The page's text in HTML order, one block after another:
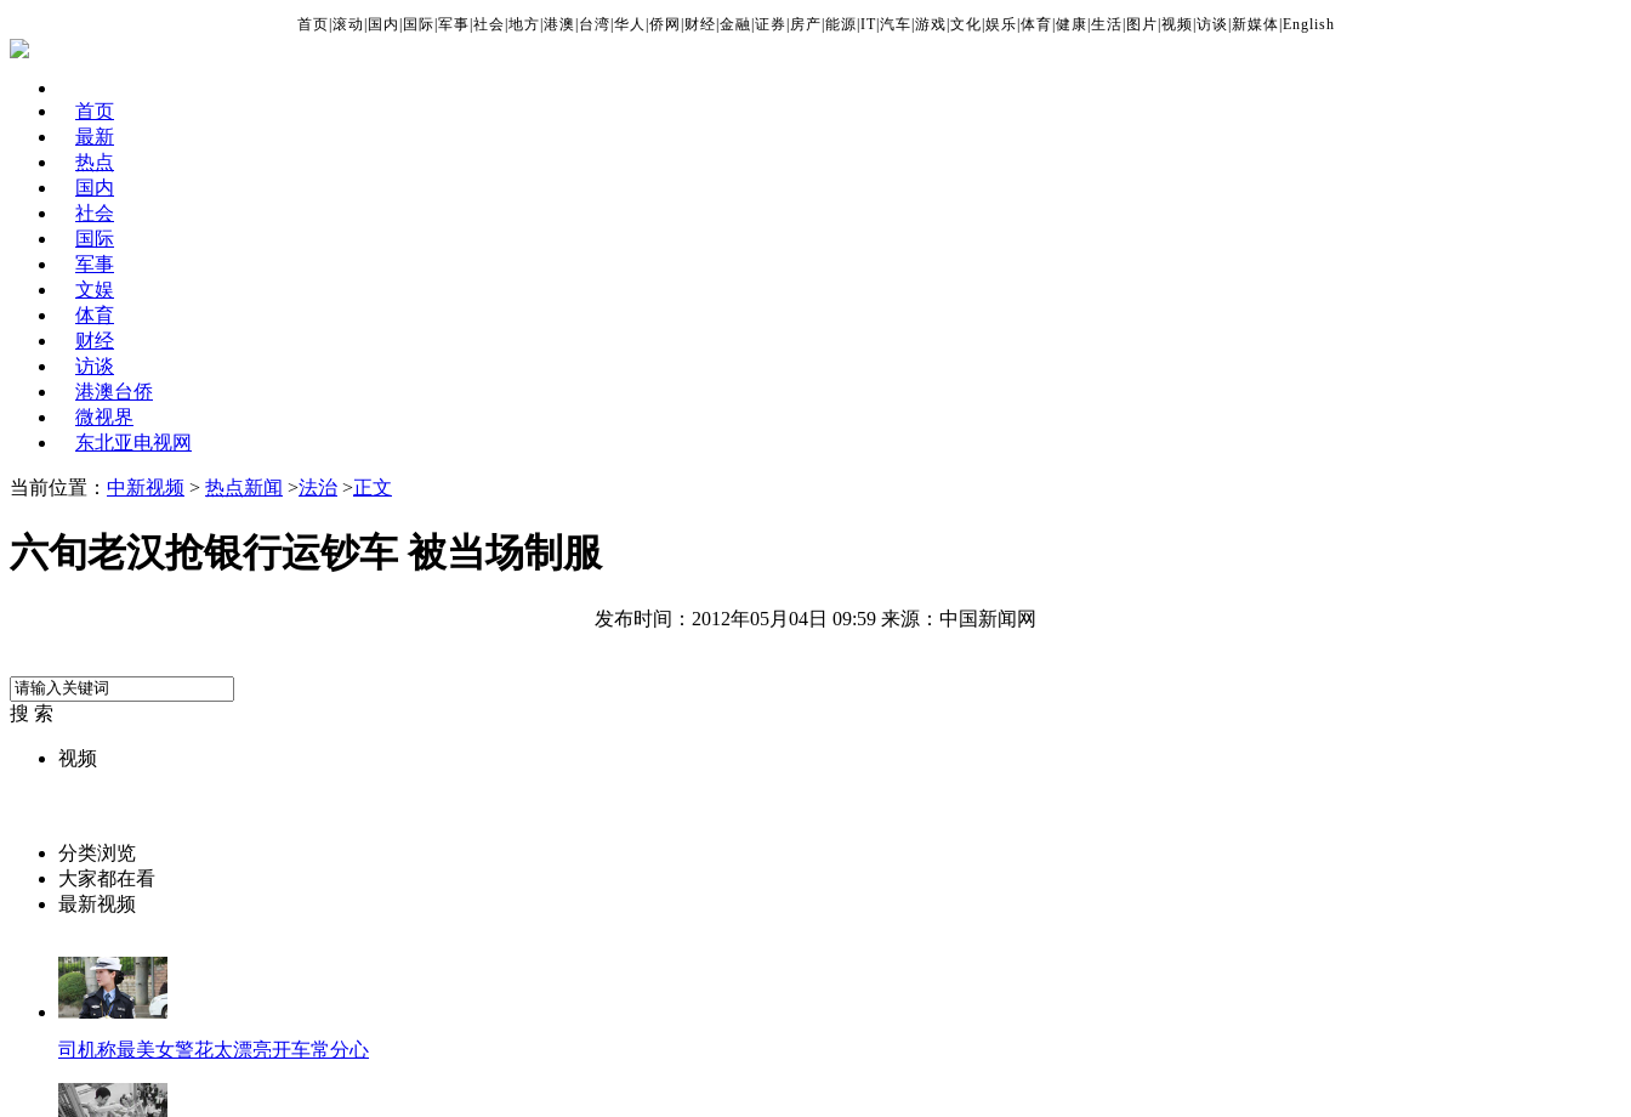
首页 滚动 国内 国际 军事 社会 地方 港澳 台湾 华人 侨网 财经 金融 证券 房产 能源 IT| 汽车 游戏 文化 娱乐 体育 健康 生活 图片 视频 访谈 新媒体 English
首页
最新
热点
国内
社会
国际
军事
文娱
体育
财经
访谈
港澳台侨
微视界
东北亚电视网
当前位置： 中新视频 > 热点新闻 >法治 >正文
六旬老汉抢银行运钞车 被当场制服
发布时间：2012年05月04日 09:59 来源：中国新闻网
搜 索
视频
分类浏览
大家都在看
最新视频
司机称最美女警花太漂亮开车常分心